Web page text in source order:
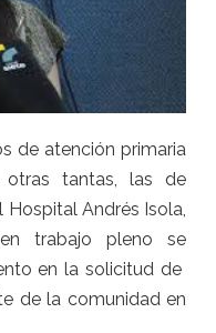
de atención primaria
tantas, las de
Andrés Isola,
trabajo pleno se
en la solicitud de
de la comunidad en